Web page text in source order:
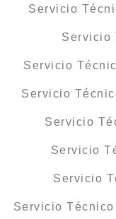
Servicio
Servicio
Servicio
Servicio
Servicio
Servicio
Servicio
Servicio